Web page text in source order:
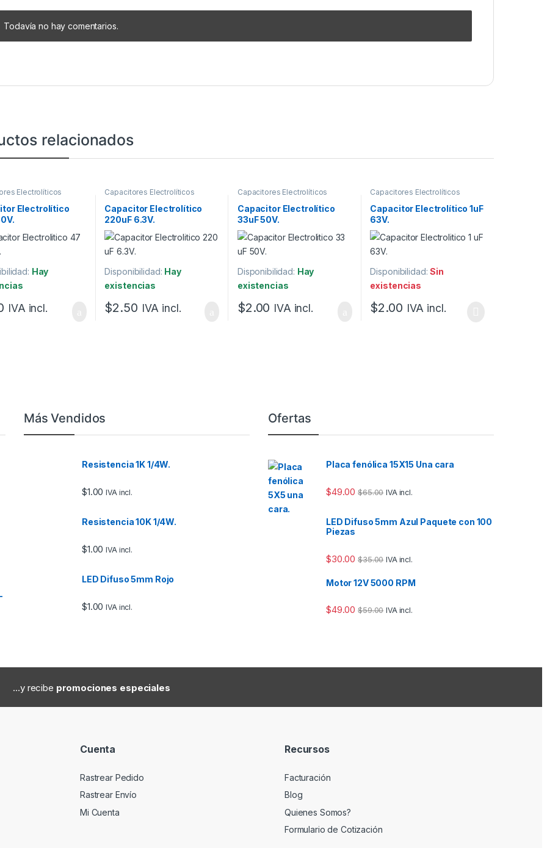
Todavía no hay comentarios.
relacionados
Electrolíticos
Electrolítico
Hay
IVA incl.
Capacitores Electrolíticos
Capacitor Electrolítico
220uF 6.3V.
Disponibilidad: Hay
existencias
$2.50 IVA incl.
Capacitores Electrolíticos
Capacitor Electrolítico
33uF 50V.
Disponibilidad: Hay
existencias
$2.00 IVA incl.
Capacitores Electrolíticos
Capacitor Electrolítico 1uF
63V.
Disponibilidad:Sin
existencias
$2.00 IVA incl.
Más Vendidos
Resistencia 1K 1/4W.
$1.00 IVA incl.
Resistencia 10K 1/4W.
$1.00 IVA incl.
LED Difuso 5mm Rojo
$1.00 IVA incl.
Ofertas
Placa fenólica 15X15 Una cara
$49.00 $65.00 IVA incl.
LED Difuso 5mm Azul Paquete con 100
Piezas
$30.00 $35.00 IVA incl.
Motor 12V 5000 RPM
$49.00 $59.00 IVA incl.
...y recibe promociones especiales
Cuenta
Rastrear Pedido
Rastrear Envío
Mi Cuenta
Recursos
Facturación
Blog
Quienes Somos?
Formulario de Cotización